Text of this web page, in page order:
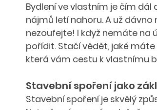
Bydlení ve vlastním je čím dál
nájmů letí nahoru. A už
nezoufejte! I když nemáte na
pořídit. Stačí vědět, jaké
která vám cestu k vlastnímu
Stavební spoření jako
Stavební spoření je skvělý